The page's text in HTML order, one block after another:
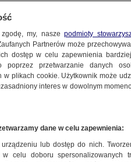
jej nie złamie.
świata
my, naszepodmioty
Partnerów może
dostęp w celu zapewnienia
poprzez przetwarzanie danych
w plikach cookie. Użytkownik może
interes w dowolnym
dane w celu zapewnienia:
lub dostęp do nich.
w celu doboru spersonalizowanych